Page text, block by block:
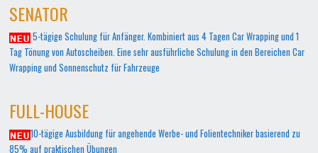
SENATOR
5-tägige Schulung für Anfänger. Kombiniert aus 4 Tagen Car Wrapping und 1
Tag Tönung von Autoscheiben. Eine sehr ausführliche Schulung in den Bereichen Car
Wrapping und Sonnenschutz für Fahrzeuge
FULL-HOUSE
10-tägige Ausbildung für angehende Werbe- und Folientechniker basierend zu
85% auf praktischen Übungen